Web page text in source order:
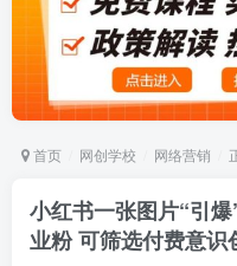
首页 网创学校 网络营销
小红书一张图片“引
业粉 可筛选付费意识